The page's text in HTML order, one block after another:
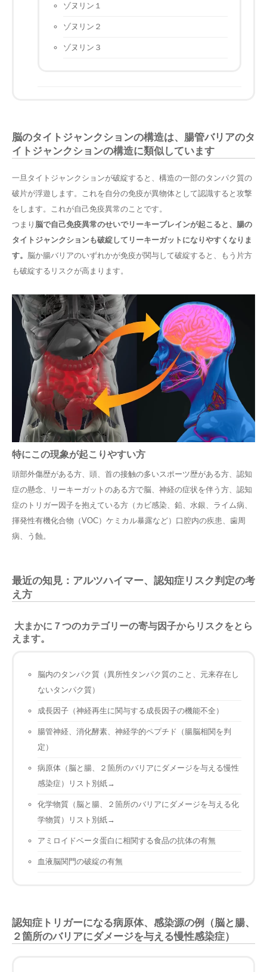
ゾヌリン１
ゾヌリン２
ゾヌリン３
脳のタイトジャンクションの構造は、腸管バリアのタ
イトジャンクションの構造に類似しています
一旦タイトジャンクションが破綻すると、構造の一部のタンパク質の
破片が浮遊します。これを自分の免疫が異物体として認識すると攻撃
をします。これが自己免疫異常のことです。
つまり 脳で自己免疫異常のせいでリーキーブレインが起こると、腸の
タイトジャンクションも破綻してリーキーガットになりやすくなりま
す。
脳か腸バリアのいずれかが免疫が関与して破綻すると、もう片方
も破綻するリスクが高まります。
特にこの現象が起こりやすい方
頭部外傷歴がある方、頭、首の接触の多いスポーツ歴がある方、認知
症の懸念、リーキーガットのある方で脳、神経の症状を伴う方、認知
症のトリガー因子を抱えている方（カビ感染、鉛、水銀、ライム病、
揮発性有機化合物（VOC）ケミカル暴露など）口腔内の疾患、歯周
病、う蝕。
最近の知見：アルツハイマー、認知症リスク判定の考
え方
大まかに７つのカテゴリーの寄与因子からリスクをとら
えます。
脳内のタンパク質（異所性タンパク質のこと、元来存在し
ないタンパク質）
成長因子（神経再生に関与する成長因子の機能不全）
腸管神経、消化酵素、神経学的ペプチド（腸脳相関を判
定）
病原体（脳と腸、２箇所のバリアにダメージを与える慢性
感染症）リスト別紙→
化学物質（脳と腸、２箇所のバリアにダメージを与える化
学物質）リスト別紙→
アミロイドベータ蛋白に相関する食品の抗体の有無
血液脳関門の破綻の有無
認知症トリガーになる病原体、感染源の例（脳と腸、
２箇所のバリアにダメージを与える慢性感染症）